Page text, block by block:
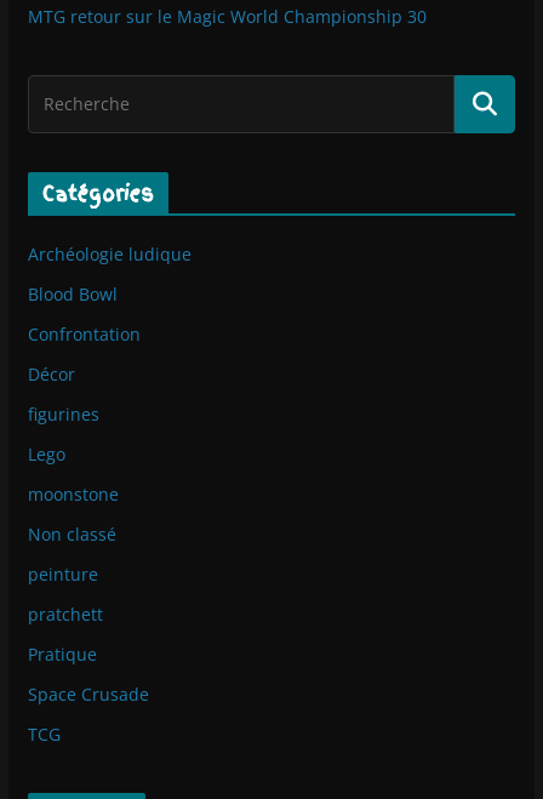
MTG retour sur le Magic World Championship 30
Catégories
Archéologie ludique
Blood Bowl
Confrontation
Décor
figurines
Lego
moonstone
Non classé
peinture
pratchett
Pratique
Space Crusade
TCG